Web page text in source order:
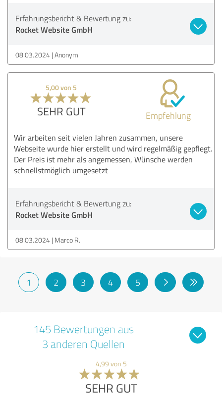
Erfahrungsbericht & Bewertung zu:
Rocket Website GmbH
08.03.2024 Anonym
5,00 von 5
SEHR GUT Empfehlung
Wir arbeiten seit vielen Jahren zusammen, unsere
Webseite wurde hier erstellt und wird regelmäßig gepflegt.
Der Preis ist mehr als angemessen, Wünsche werden
schnellstmöglich umgesetzt
Erfahrungsbericht & Bewertung zu:
Rocket Website GmbH
08.03.2024 Marco R.
1 2 3 4 5
145 Bewertungen aus
3 anderen Quellen
4,99 von 5
SEHR GUT